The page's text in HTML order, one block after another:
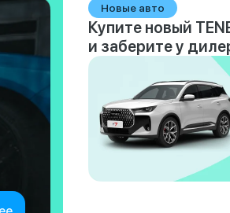
Новые авто
Купите новый
и заберите у